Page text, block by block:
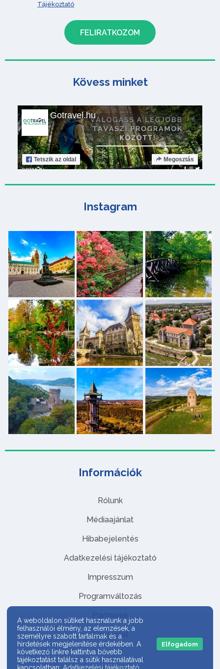
Információk
Rólunk
Médiaajánlat
Hibabejelentés
Adatkezelési tájékoztató
Impresszum
Programváltozás
Partnerek
Kapcsolat
Tájékoztató
Kövess minket
Gotravel.hu
Tetszik az oldal Megosztás
Instagram
A weboldalon sütiket használunk a jobb
felhasználói élmény, az elemzések, a
személyre szabott tartalmak és a
hirdetések megjelenítése érdekében. A
következő linkre kattintva bővebb
tájékoztatást találsz a sütik használatával
Elfogadom